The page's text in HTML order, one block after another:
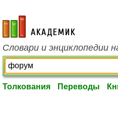
academic.ru
Словари и энциклопедии
Толкования Переводы